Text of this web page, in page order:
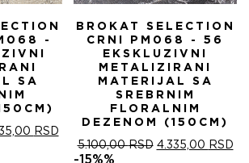
-
SA
RSDТРЕНУТНА
ЦЕНА
BROKAT SELECTION
CRNI PM068 - 56
EKSKLUZIVNI
METALIZIRANI
MATERIJAL SA
SREBRNIM
FLORALNIM
DEZENOM (150CM)
5.100,00RSD ОРИГИНАЛНА
4.335,00 RSD
-15%%